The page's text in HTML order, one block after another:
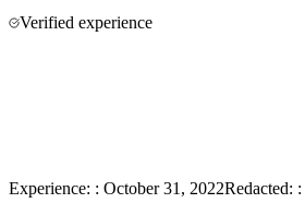
Verified experience
Experience: : October 31, 2022Redacted: :